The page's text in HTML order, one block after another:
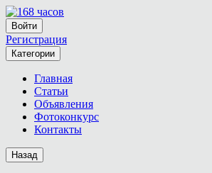
Войти
Регистрация
Категории
Главная
Статьи
Объявления
Фотоконкурс
Контакты
Назад